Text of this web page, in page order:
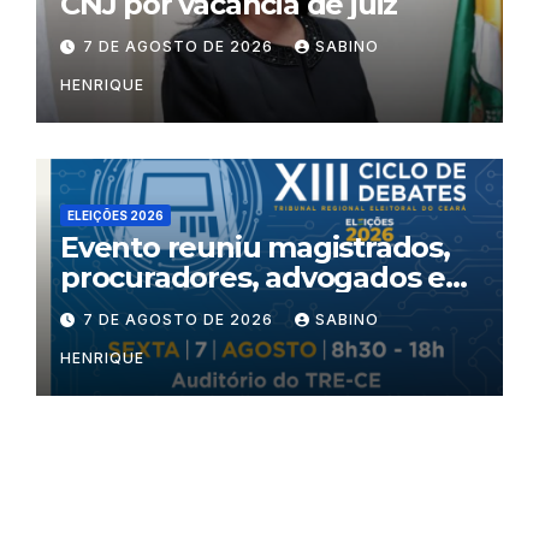
7 DE AGOSTO DE 2026 SABINO
HENRIQUE
ELEIÇÕES 2026
Evento reuniu magistrados,
procuradores, advogados e
especialistas para debater
inteligência artificial,
criminalidade organizada e
violência política de gênero
7 DE AGOSTO DE 2026 SABINO
HENRIQUE